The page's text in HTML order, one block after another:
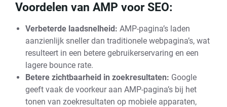
Voordelen van AMP voor SEO:
Verbeterde laadsnelheid: AMP-pagina’s laden
aanzienlijk sneller dan traditionele webpagina’s, wat
resulteert in een betere gebruikerservaring en een
lagere bounce rate.
Betere zichtbaarheid in zoekresultaten: Google
geeft vaak de voorkeur aan AMP-pagina’s bij het
tonen van zoekresultaten op mobiele apparaten,